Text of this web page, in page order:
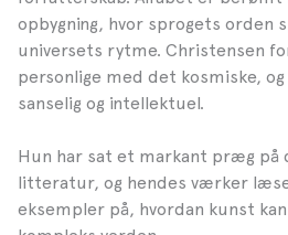
opbygning, hvor sprogets orden
universets rytme. Christensen
personlige med det kosmiske,
sanselig og intellektuel.
Hun har sat et markant præg på
litteratur, og hendes værker
eksempler på, hvordan kunst